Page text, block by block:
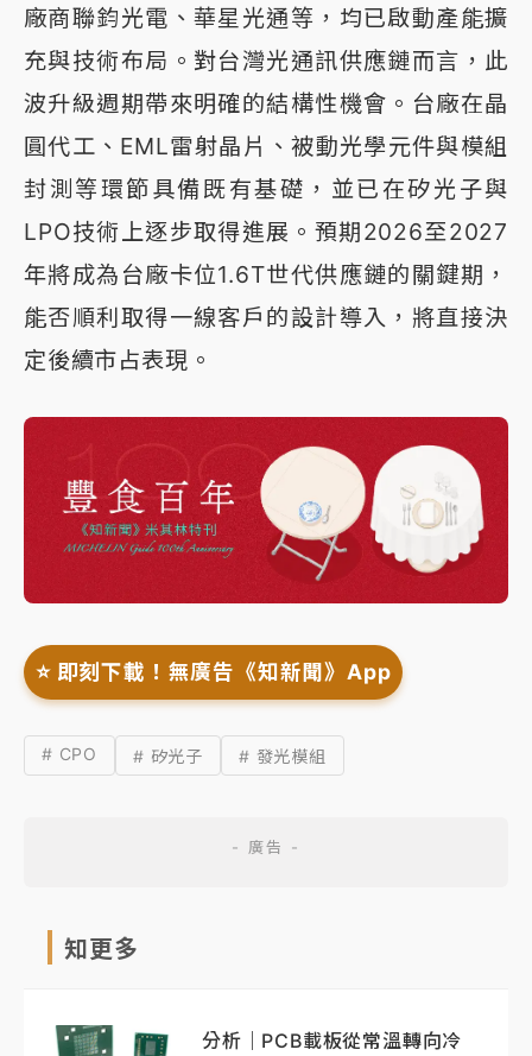
廠商聯鈞光電、華星光通等，均已啟動產能擴
充與技術布局。對台灣光通訊供應鏈而言，此
波升級週期帶來明確的結構性機會。台廠在晶
圓代工、EML雷射晶片、被動光學元件與模組
封測等環節具備既有基礎，並已在矽光子與
LPO技術上逐步取得進展。預期2026至2027
年將成為台廠卡位1.6T世代供應鏈的關鍵期，
能否順利取得一線客戶的設計導入，將直接決
定後續市占表現。
⭐️ 即刻下載！無廣告《知新聞》App
# CPO # 矽光子 # 發光模組
知更多
分析｜PCB載板從常溫轉向冷